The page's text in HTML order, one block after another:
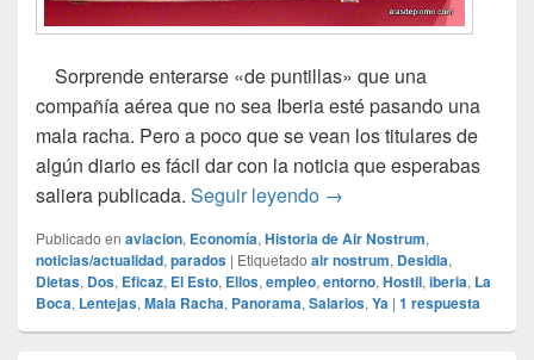
Sorprende enterarse «de puntillas» que una
compañía aérea que no sea Iberia esté pasando una
mala racha. Pero a poco que se vean los titulares de
algún diario es fácil dar con la noticia que esperabas
saliera publicada. Seguir leyendo Plan de Ahorro en Air
→
Publicado en aviacion, Economía, Historia de Air Nostrum,
noticias/actualidad, parados | Etiquetado air nostrum, Desidia,
Dietas, Dos, Eficaz, El Esto, Ellos, empleo, entorno, Hostil, iberia, La
Boca, Lentejas, Mala Racha, Panorama, Salarios, Ya | 1 respuesta